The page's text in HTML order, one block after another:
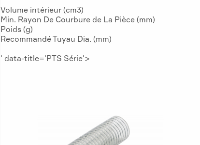
Volume intérieur (cm3)
Min. Rayon De Courbure de La Pièce (mm)
Poids (g)
Recommandé Tuyau Dia. (mm)
' data-title='PTS Série'>